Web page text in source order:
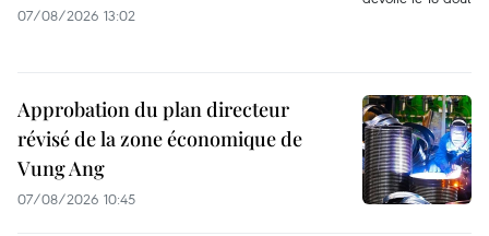
07/08/2026 13:02
Approbation du plan directeur
révisé de la zone économique de
Vung Ang
07/08/2026 10:45